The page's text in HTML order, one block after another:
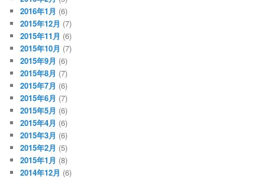
2016年1月 (6)
2015年12月 (7)
2015年11月 (6)
2015年10月 (7)
2015年9月 (6)
2015年8月 (7)
2015年7月 (6)
2015年6月 (7)
2015年5月 (6)
2015年4月 (6)
2015年3月 (6)
2015年2月 (5)
2015年1月 (8)
2014年12月 (6)